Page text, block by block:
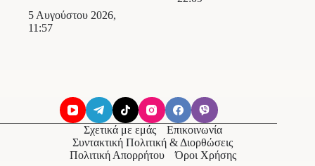
5 Αυγούστου 2026,
11:57
Σχετικά με εμάς
Επικοινωνία
Συντακτική Πολιτική & Διορθώσεις
Πολιτική Απορρήτου
Όροι Χρήσης